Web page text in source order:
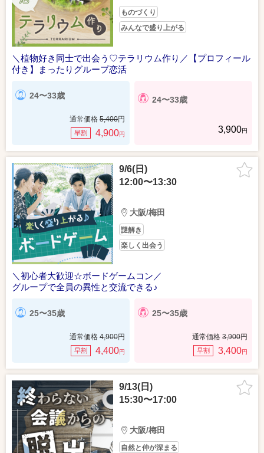
ものづくり
みんなで盛り上がる
＼植物好き同士で出会う♡テラリウム作り／【プロフィール
付き】まったりグループ恋活
24〜33歳
通常価格 5,400円
早割 4,900円
24〜33歳
3,900円
9/6(日)
12:00〜13:30
大阪/梅田
謎解き
楽しく出会う
＼初心者大歓迎☆ボードゲームコン／
グループで全員の異性と交流できる♪
25〜35歳
通常価格 4,900円
早割 4,400円
25〜35歳
通常価格 3,900円
早割 3,400円
9/13(日)
15:30〜17:00
大阪/梅田
自然と仲が深まる